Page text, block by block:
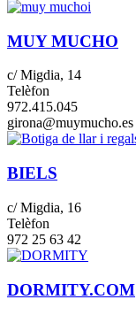
MUY MUCHO
c/ Migdia, 14
Telèfon
972.415.045
girona@muymucho.es
BIELS
c/ Migdia, 16
Telèfon
972 25 63 42
DORMITY.COM